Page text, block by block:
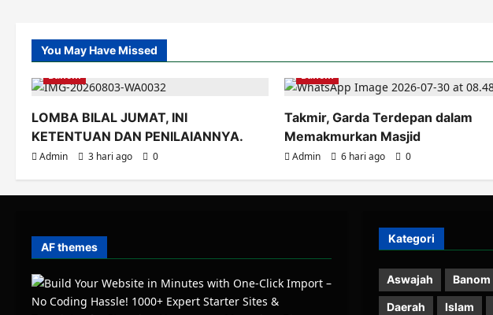
You May Have Missed
Banom
LOMBA BILAL JUMAT, INI
KETENTUAN DAN PENILAIANNYA.
Admin 3 hari ago 0
Banom
Takmir, Garda Terdepan dalam
Memakmurkan Masjid
Admin 6 hari ago 0
AF themes
Kategori
Aswajah Banom
Daerah Islam